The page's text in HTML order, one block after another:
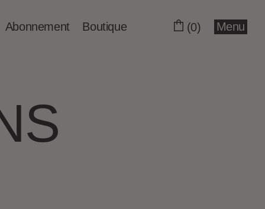
Abonnement Boutique (0) Menu